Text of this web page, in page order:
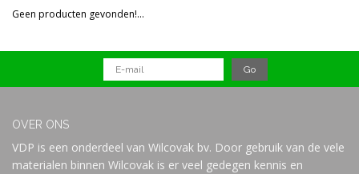
Prijs
Geen producten gevonden!...
OVER ONS
VDP is een onderdeel van Wilcovak bv. Door gebruik van de vele
materialen binnen Wilcovak is er veel gedegen kennis en